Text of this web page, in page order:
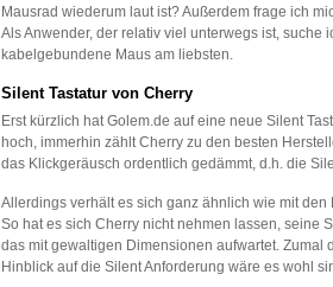
Mausrad wiederum laut ist? Außerdem frage ich
Als Anwender, der relativ viel unterwegs ist,
kabelgebundene Maus am liebsten.
Silent Tastatur von Cherry
Erst kürzlich hat Golem.de auf eine neue Silent
hoch, immerhin zählt Cherry zu den besten
das Klickgeräusch ordentlich gedämmt, d.h. die
Allerdings verhält es sich ganz ähnlich wie mit
So hat es sich Cherry nicht nehmen lassen, seine
das mit gewaltigen Dimensionen aufwartet.
Hinblick auf die Silent Anforderung wäre es wohl